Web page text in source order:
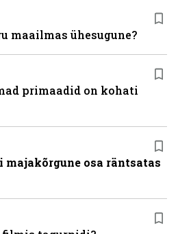
maailmas ühesugune?
primaadid on kohati
majakõrgune osa räntsatas